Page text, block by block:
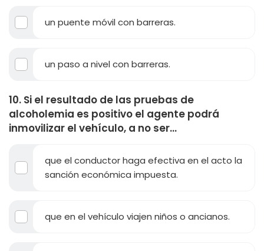
un puente móvil con barreras.
un paso a nivel con barreras.
10. Si el resultado de las pruebas de
alcoholemia es positivo el agente podrá
inmovilizar el vehículo, a no ser...
que el conductor haga efectiva en el acto la
sanción económica impuesta.
que en el vehículo viajen niños o ancianos.